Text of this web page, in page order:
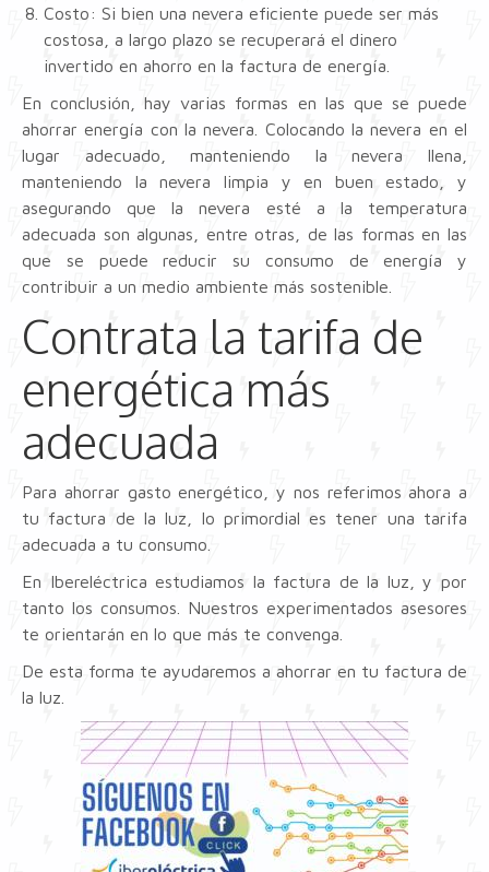
Costo: Si bien una nevera eficiente puede ser más
costosa, a largo plazo se recuperará el dinero
invertido en ahorro en la factura de energía.
En conclusión, hay varias formas en las que se puede
ahorrar energía con la nevera. Colocando la nevera en el
lugar adecuado, manteniendo la nevera llena,
manteniendo la nevera limpia y en buen estado, y
asegurando que la nevera esté a la temperatura
adecuada son algunas, entre otras, de las formas en las
que se puede reducir su consumo de energía y
contribuir a un medio ambiente más sostenible.
Contrata la tarifa de
energética más
adecuada
Para ahorrar gasto energético, y nos referimos ahora a
tu factura de la luz, lo primordial es tener una tarifa
adecuada a tu consumo.
En Ibereléctrica estudiamos la factura de la luz, y por
tanto los consumos. Nuestros experimentados asesores
te orientarán en lo que más te convenga.
De esta forma te ayudaremos a ahorrar en tu factura de
la luz.